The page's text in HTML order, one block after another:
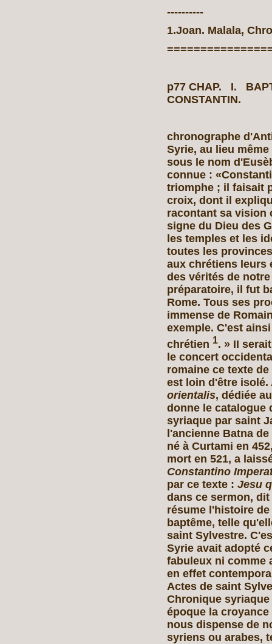
----------
1.Joan. Malala,
p77 CHAP. I.
chronographe
Syrie, au lieu
sous le nom
connue :
triomphe ; il faisait
croix, dont il
racontant sa vision
signe du Dieu des
les temples et les
toutes les
aux chrétiens leurs
des vérités de
préparatoire, il fut
Rome. Tous ses
immense de
exemple. C'est
chrétien 1. » II
le concert
romaine ce texte
est loin d'être
orientalis, dédiée
donne le catalogue
syriaque par saint
l'ancienne Batna
né à Curtami en
mort en 521, a
Constantino
par ce texte : Jesu
dans ce sermon,
résume l'histoire
baptême, telle
saint Sylvestre.
Syrie avait adopté
fabuleux ni comme
en effet
Actes de saint
Chronique
époque la
nous dispense de
syriens ou arabes,